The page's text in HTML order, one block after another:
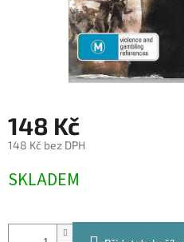
148 Kč
148 Kč bez DPH
cena:
SKLADEM